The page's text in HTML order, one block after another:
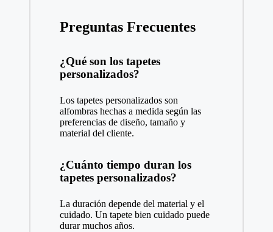
Preguntas Frecuentes
¿Qué son los tapetes
personalizados?
Los tapetes personalizados son
alfombras hechas a medida según las
preferencias de diseño, tamaño y
material del cliente.
¿Cuánto tiempo duran los
tapetes personalizados?
La duración depende del material y el
cuidado. Un tapete bien cuidado puede
durar muchos años.